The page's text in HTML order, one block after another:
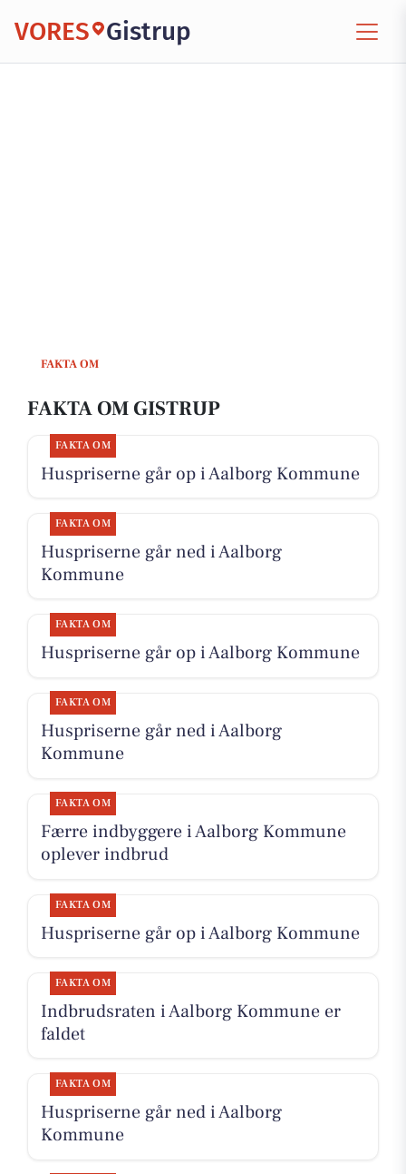
VORES Gistrup
FAKTA OM
FAKTA OM GISTRUP
FAKTA OM
Huspriserne går op i Aalborg Kommune
FAKTA OM
Huspriserne går ned i Aalborg
Kommune
FAKTA OM
Huspriserne går op i Aalborg Kommune
FAKTA OM
Huspriserne går ned i Aalborg
Kommune
FAKTA OM
Færre indbyggere i Aalborg Kommune
oplever indbrud
FAKTA OM
Huspriserne går op i Aalborg Kommune
FAKTA OM
Indbrudsraten i Aalborg Kommune er
faldet
FAKTA OM
Huspriserne går ned i Aalborg
Kommune